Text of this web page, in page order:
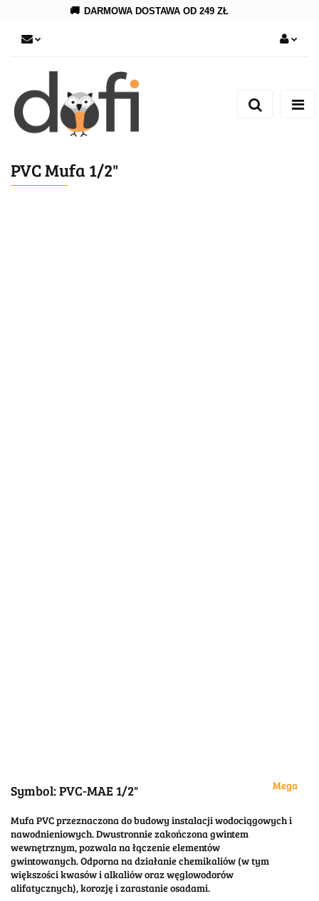
🚚 DARMOWA DOSTAWA OD 249 ZŁ
Zarejestruj się
PVC Mufa 1/2"
Symbol:PVC-MAE 1/2" Mega
Mufa PVC przeznaczona do budowy instalacji wodociągowych i
nawodnieniowych. Dwustronnie zakończona gwintem
wewnętrznym, pozwala na łączenie elementów
gwintowanych. Odporna na działanie chemikaliów (w tym
większości kwasów i alkaliów oraz węglowodorów
alifatycznych), korozję i zarastanie osadami.